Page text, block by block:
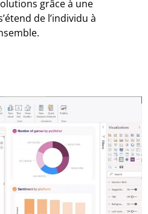
grâce à une
de l’individu à